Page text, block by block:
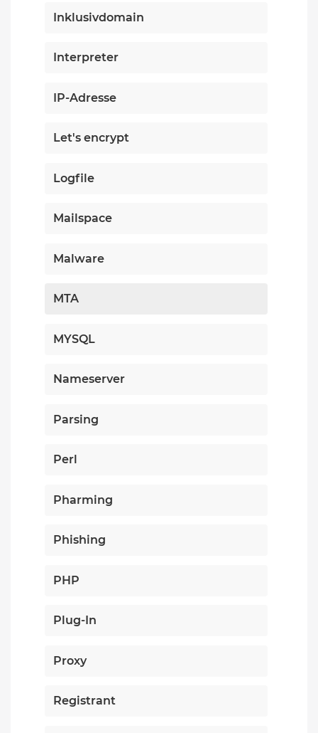
Inklusivdomain
Interpreter
IP-Adresse
Let's encrypt
Logfile
Mailspace
Malware
MTA
MYSQL
Nameserver
Parsing
Perl
Pharming
Phishing
PHP
Plug-In
Proxy
Registrant